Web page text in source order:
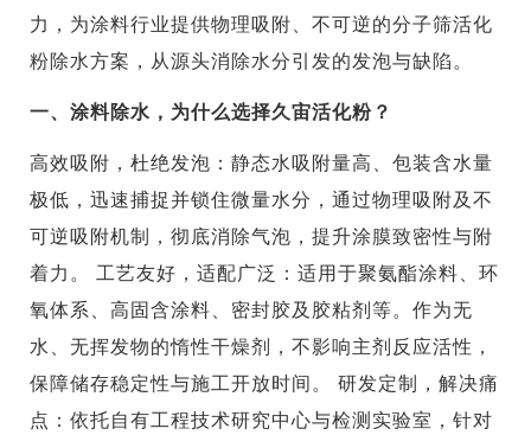
力，为涂料行业提供物理吸附、不可逆的分子筛活化
粉除水方案，从源头消除水分引发的发泡与缺陷。
一、涂料除水，为什么选择久宙活化粉？
高效吸附，杜绝发泡：静态水吸附量高、包装含水量
极低，迅速捕捉并锁住微量水分，通过物理吸附及不
可逆吸附机制，彻底消除气泡，提升涂膜致密性与附
着力。 工艺友好，适配广泛：适用于聚氨酯涂料、环
氧体系、高固含涂料、密封胶及胶粘剂等。作为无
水、无挥发物的惰性干燥剂，不影响主剂反应活性，
保障储存稳定性与施工开放时间。 研发定制，解决痛
点：依托自有工程技术研究中心与检测实验室，针对